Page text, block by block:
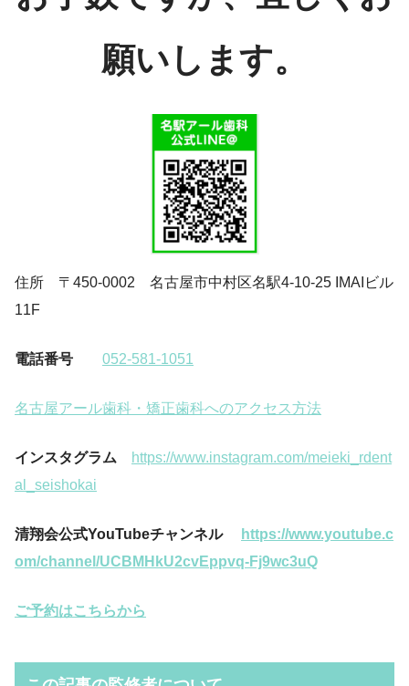
願いします。
住所 〒450-0002 名古屋市中村区名駅4-10-25 IMAIビル
11F
電話番号 052-581-1051
名古屋アール歯科・矯正歯科へのアクセス方法
インスタグラム
https://www.instagram.com/meieki_rdent
al_seishokai
清翔会公式YouTubeチャンネル
https://www.youtube.c
om/channel/UCBMHkU2cvEppvq-Fj9wc3uQ
ご予約はこちらから